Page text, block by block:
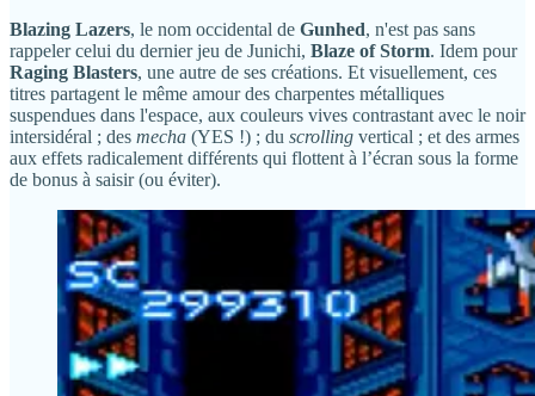
Blazing Lazers, le nom occidental de Gunhed, n'est pas sans
rappeler celui du dernier jeu de Junichi, Blaze of Storm. Idem pour
Raging Blasters, une autre de ses créations. Et visuellement, ces
titres partagent le même amour des charpentes métalliques
suspendues dans l'espace, aux couleurs vives contrastant avec le noir
intersidéral ; des mecha (YES !) ; du scrolling vertical ; et des armes
aux effets radicalement différents qui flottent à l’écran sous la forme
de bonus à saisir (ou éviter).